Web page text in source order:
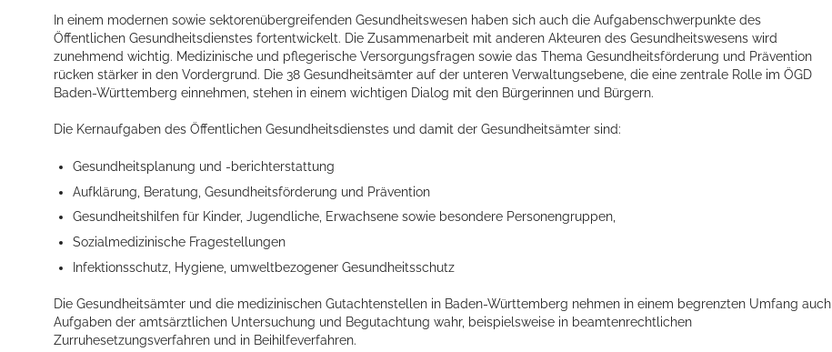
Willkommen in Hockenheim
In einem modernen sowie sektorenübergreifenden Gesundheitswesen haben sich auch die Aufgabenschwerpunkte des
Öffentlichen Gesundheitsdienstes fortentwickelt. Die Zusammenarbeit mit anderen Akteuren des Gesundheitswesens wird
zunehmend wichtig. Medizinische und pflegerische Versorgungsfragen sowie das Thema Gesundheitsförderung und Prävention
rücken stärker in den Vordergrund. Die 38 Gesundheitsämter auf der unteren Verwaltungsebene, die eine zentrale Rolle im ÖGD
Baden-Württemberg einnehmen, stehen in einem wichtigen Dialog mit den Bürgerinnen und Bürgern.
Die Kernaufgaben des Öffentlichen Gesundheitsdienstes und damit der Gesundheitsämter sind:
Gesundheitsplanung und -berichterstattung
Aufklärung, Beratung, Gesundheitsförderung und Prävention
Gesundheitshilfen für Kinder, Jugendliche, Erwachsene sowie besondere Personengruppen,
Sozialmedizinische Fragestellungen
Infektionsschutz, Hygiene, umweltbezogener Gesundheitsschutz
Die Gesundheitsämter und die medizinischen Gutachtenstellen in Baden-Württemberg nehmen in einem begrenzten Umfang auch
Aufgaben der amtsärztlichen Untersuchung und Begutachtung wahr, beispielsweise in beamtenrechtlichen
Zurruhesetzungsverfahren und in Beihilfeverfahren.